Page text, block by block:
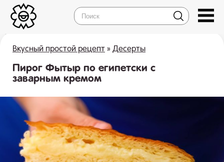
Вкусный простой рецепт » Десерты
Пирог Фытыр по египетски с
заварным кремом